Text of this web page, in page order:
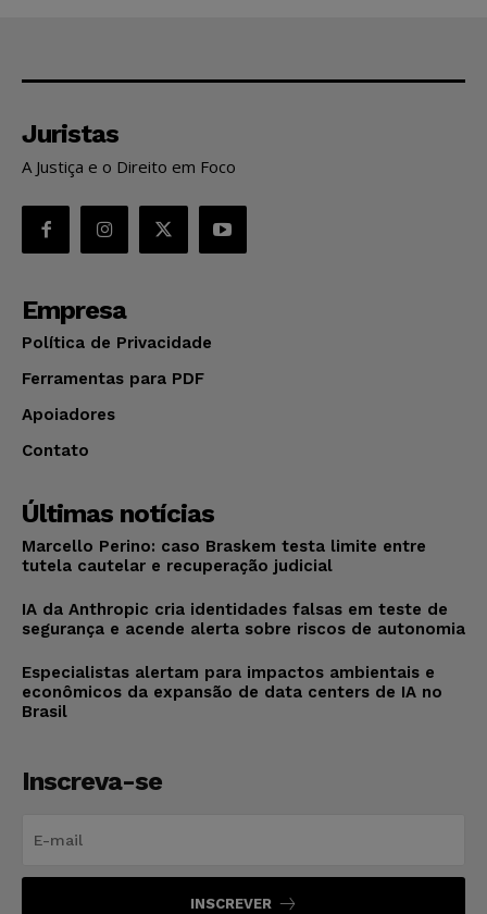
Juristas
A Justiça e o Direito em Foco
Empresa
Política de Privacidade
Ferramentas para PDF
Apoiadores
Contato
Últimas notícias
Marcello Perino: caso Braskem testa limite entre
tutela cautelar e recuperação judicial
IA da Anthropic cria identidades falsas em teste de
segurança e acende alerta sobre riscos de autonomia
Especialistas alertam para impactos ambientais e
econômicos da expansão de data centers de IA no
Brasil
Inscreva-se
INSCREVER